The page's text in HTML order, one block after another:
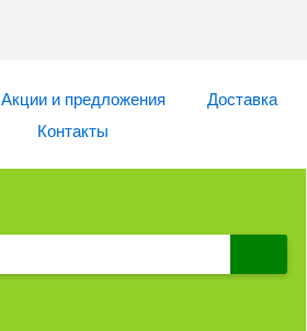
Акции и предложения
Доставка
Контакты